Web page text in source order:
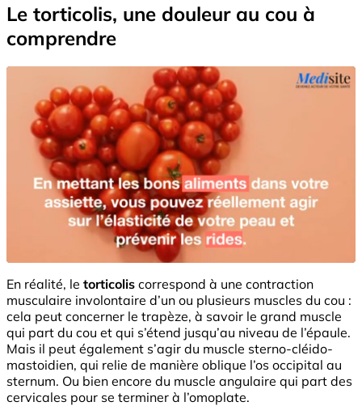
Le torticolis, une douleur au cou à
comprendre
En réalité, le torticolis correspond à une contraction
musculaire involontaire d’un ou plusieurs muscles du cou :
cela peut concerner le trapèze, à savoir le grand muscle
qui part du cou et qui s’étend jusqu’au niveau de l’épaule.
Mais il peut également s’agir du muscle sterno-cléido-
mastoidien, qui relie de manière oblique l’os occipital au
sternum. Ou bien encore du muscle angulaire qui part des
cervicales pour se terminer à l’omoplate.